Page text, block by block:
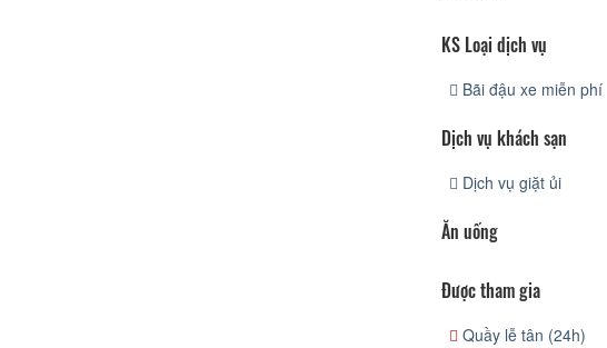
KS Loại dịch vụ
Bãi đậu xe miễn phí
Dịch vụ khách sạn
Dịch vụ giặt ủi
Ăn uống
Được tham gia
Quầy lễ tân (24h)